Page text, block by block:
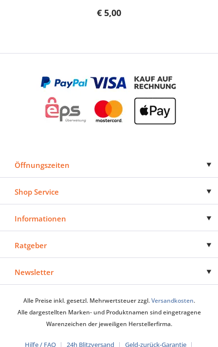
€ 5,00
Öffnungszeiten
Shop Service
Informationen
Ratgeber
Newsletter
Alle Preise inkl. gesetzl. Mehrwertsteuer zzgl.Versandkosten.
Alle dargestellten Marken- und Produktnamen sind eingetragene
Warenzeichen der jeweiligen Herstellerfirma.
Hilfe / FAQ 24h Blitzversand Geld-zurück-Garantie